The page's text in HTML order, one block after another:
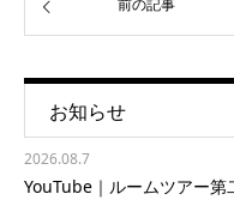
前の記事
お知らせ
2026.08.7
YouTube｜ルームツアー